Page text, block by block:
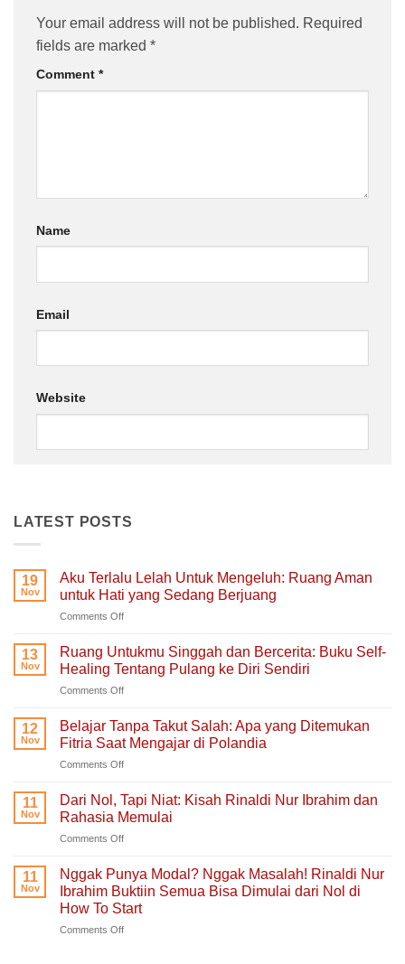
Your email address will not be published. Required
fields are marked *
Comment *
Name
Email
Website
LATEST POSTS
19
Nov
Aku Terlalu Lelah Untuk Mengeluh: Ruang Aman
untuk Hati yang Sedang Berjuang
Comments Offon
Terlalu
Untuk
Mengeluh:
Aman
untuk
Berjuang
13
Nov
Ruang Untukmu Singgah dan Bercerita: Buku Self-
Healing Tentang Pulang ke Diri Sendiri
Comments Offon
Untukmu
Singgah
dan
Bercerita:
Self-
Healing
Diri
Sendiri
12
Nov
Belajar Tanpa Takut Salah: Apa yang Ditemukan
Fitria Saat Mengajar di Polandia
Comments Offon
Tanpa
Takut
Salah:
Apa
Ditemukan
Fitria
Saat
Mengajar
di
11
Nov
Dari Nol, Tapi Niat: Kisah Rinaldi Nur Ibrahim dan
Rahasia Memulai
Comments Offon
Tapi
Niat:
Kisah
Rinaldi
11
Nov
Nggak Punya Modal? Nggak Masalah! Rinaldi Nur
Ibrahim Buktiin Semua Bisa Dimulai dari Nol di
How To Start
Comments Offon